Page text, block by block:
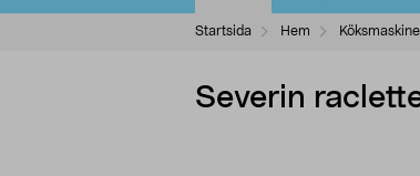
Startsida Hem
Severin